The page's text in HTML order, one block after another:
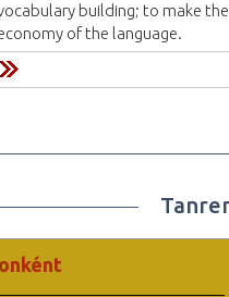
building; to make
of the language.